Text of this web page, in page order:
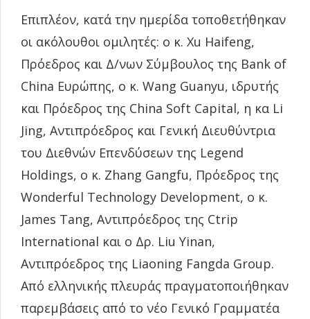
Επιπλέον, κατά την ημερίδα τοποθετήθηκαν
οι ακόλουθοι ομιλητές: ο κ. Xu Haifeng,
Πρόεδρος και Δ/νων Σύμβουλος της Bank of
China Ευρώπης, ο κ. Wang Guanyu, ιδρυτής
και Πρόεδρος της China Soft Capital, η κα Li
Jing, Αντιπρόεδρος και Γενική Διευθύντρια
του Διεθνών Επενδύσεων της Legend
Holdings, ο κ. Zhang Gangfu, Πρόεδρος της
Wonderful Technology Development, ο κ.
James Tang, Αντιπρόεδρος της Ctrip
International και ο Δρ. Liu Yinan,
Αντιπρόεδρος της Liaoning Fangda Group.
Από ελληνικής πλευράς πραγματοποιήθηκαν
παρεμβάσεις από το νέο Γενικό Γραμματέα